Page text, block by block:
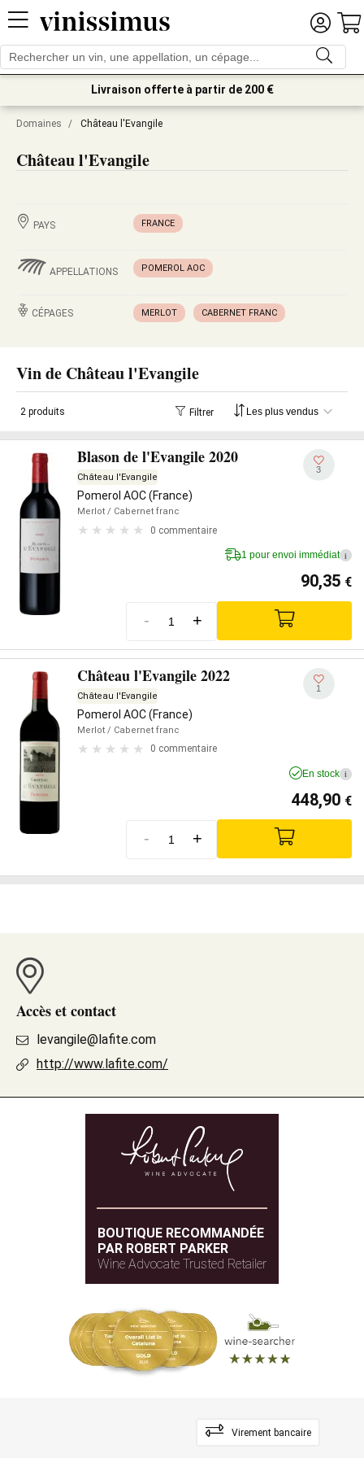
Livraison offerte à partir de 200 €
Domaines / Château l'Evangile
Château l'Evangile
PAYS FRANCE
APPELLATIONS POMEROL AOC
CÉPAGES MERLOT CABERNET FRANC
Vin de Château l'Evangile
2 produits Filtrer
Blason de l'Evangile 2020
Château l'Evangile
Pomerol AOC (France)
Merlot / Cabernet franc
0 commentaire
3
1 pour envoi immédiat i
90,35 €
- +
Château l'Evangile 2022
Château l'Evangile
Pomerol AOC (France)
Merlot / Cabernet franc
0 commentaire
1
En stock i
448,90 €
- +
Accès et contact
levangile@lafite.com
http://www.lafite.com/
BOUTIQUE RECOMMANDÉE
PAR ROBERT PARKER
Wine Advocate Trusted Retailer
Virement bancaire